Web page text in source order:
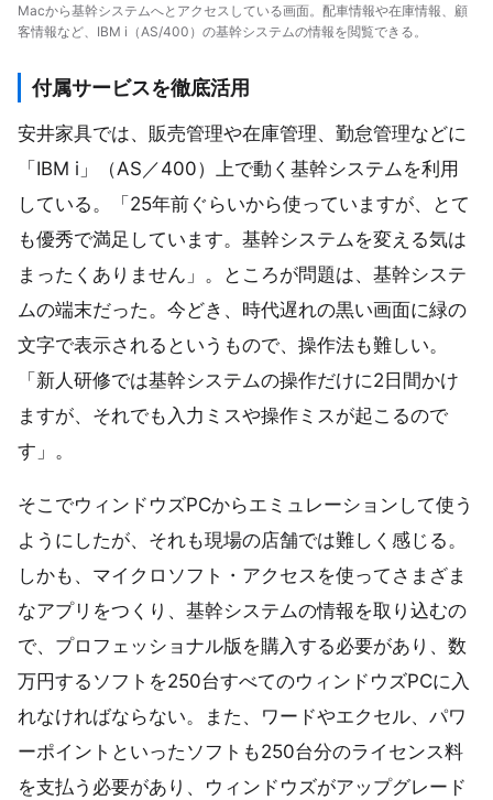
Macから基幹システムへとアクセスしている画面。配車情報や在庫情報、顧
客情報など、IBM i（AS/400）の基幹システムの情報を閲覧できる。
付属サービスを徹底活用
安井家具では、販売管理や在庫管理、勤怠管理などに
「IBM i」（AS／400）上で動く基幹システムを利用
している。「25年前ぐらいから使っていますが、とて
も優秀で満足しています。基幹システムを変える気は
まったくありません」。ところが問題は、基幹システ
ムの端末だった。今どき、時代遅れの黒い画面に緑の
文字で表示されるというもので、操作法も難しい。
「新人研修では基幹システムの操作だけに2日間かけ
ますが、それでも入力ミスや操作ミスが起こるので
す」。
そこでウィンドウズPCからエミュレーションして使う
ようにしたが、それも現場の店舗では難しく感じる。
しかも、マイクロソフト・アクセスを使ってさまざま
なアプリをつくり、基幹システムの情報を取り込むの
で、プロフェッショナル版を購入する必要があり、数
万円するソフトを250台すべてのウィンドウズPCに入
れなければならない。また、ワードやエクセル、パワ
ーポイントといったソフトも250台分のライセンス料
を支払う必要があり、ウィンドウズがアップグレード